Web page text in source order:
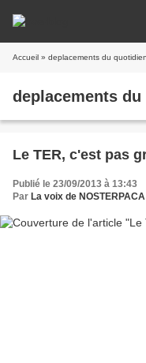
Accueil » deplacements du quotidien
deplacements
Le TER, c'est pas
Publié le 23/09/2013 à 13:43
Par La voix de NOSTERPACA